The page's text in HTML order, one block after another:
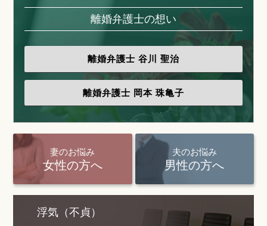
離婚弁護士の想い
離婚弁護士 谷川 聖治
離婚弁護士 岡本 珠亀子
妻のお悩み
女性の方へ
夫のお悩み
男性の方へ
浮気（不貞）